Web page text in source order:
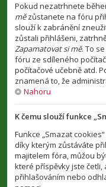
Pokud nezatrhnete
mězůstanete na fóru
slouží k zabránění
zůstali přihlášeni,
Zapamatovat si mě. To
fóru ze sdíleného
počítačové učebně atd.
znamená to, že
Nahoru
K čemu slouží funkce
Funkce „Smazat
díky kterým zůstáváte
majitelem fóra, můžou
které příspěvky jste četli,
přihlašováním nebo